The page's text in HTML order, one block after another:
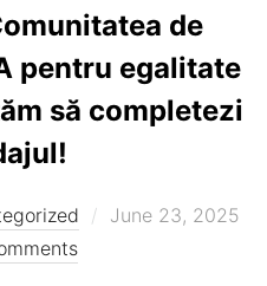
de
pentru egalitate
să completezi
Posted
June 23, 2025